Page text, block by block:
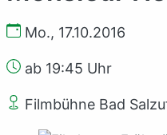
Mo., 17.10.2016
ab 19:45 Uhr
Filmbühne Bad